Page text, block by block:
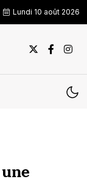
Lundi 10 août 2026